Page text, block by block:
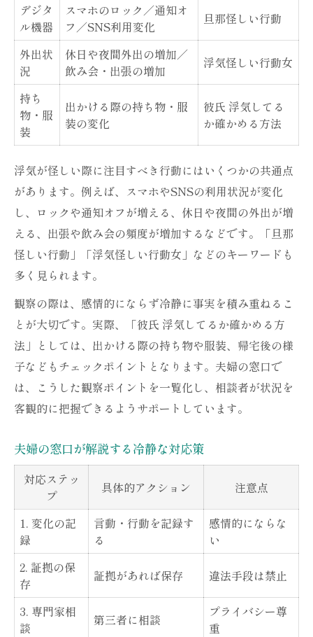
デジタ
ル機器
スマホのロック／通知オ
フ／SNS利用変化
旦那怪しい行動
外出状
況
休日や夜間外出の増加／
飲み会・出張の増加
浮気怪しい行動女
持ち
物・服
装
出かける際の持ち物・服
装の変化
彼氏 浮気してる
か確かめる方法
浮気が怪しい際に注目すべき行動にはいくつかの共通点
があります。例えば、スマホやSNSの利用状況が変化
し、ロックや通知オフが増える、休日や夜間の外出が増
える、出張や飲み会の頻度が増加するなどです。「旦那
怪しい行動」「浮気怪しい行動女」などのキーワードも
多く見られます。
観察の際は、感情的にならず冷静に事実を積み重ねるこ
とが大切です。実際、「彼氏 浮気してるか確かめる方
法」としては、出かける際の持ち物や服装、帰宅後の様
子などもチェックポイントとなります。夫婦の窓口で
は、こうした観察ポイントを一覧化し、相談者が状況を
客観的に把握できるようサポートしています。
夫婦の窓口が解説する冷静な対応策
対応ステッ
プ
具体的アクション 注意点
1. 変化の記
録
言動・行動を記録す
る
感情的にならな
い
2. 証拠の保
存
証拠があれば保存 違法手段は禁止
3. 専門家相
談
第三者に相談
プライバシー尊
重